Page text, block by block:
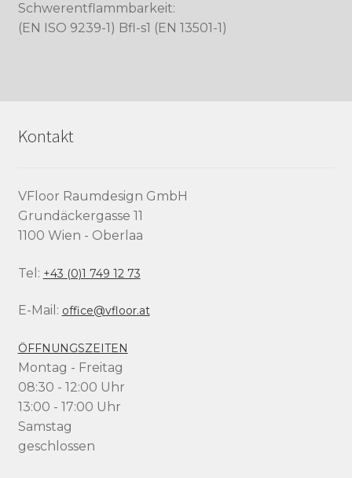
Schwerentflammbarkeit:
(EN ISO 9239-1) Bfl-s1 (EN 13501-1)
Kontakt
VFloor Raumdesign GmbH
Grundäckergasse 11
1100 Wien - Oberlaa
Tel: +43 (0)1 749 12 73
E-Mail: office@vfloor.at
ÖFFNUNGSZEITEN
Montag - Freitag
08:30 - 12:00 Uhr
13:00 - 17:00 Uhr
Samstag
geschlossen